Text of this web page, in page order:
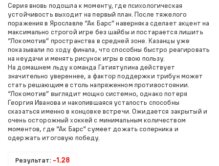
Серия вновь подошла к моменту, где психологическая
устойчивость выходит на первый план. После тяжелого
поражения в Ярославле “Ак Барс” наверняка сделает акцент на
максимально строгой игре без шайбы и постарается лишить
“Локомотив” пространства в средней зоне. Казанцы уже
показывали по ходу финала, что способны быстро реагировать
на неудачи и менять рисунок игры в свою пользу.
На домашнем льду команда Гатиятулина действует
значительно увереннее, а фактор поддержки трибун может
стать решающим в столь напряженном противостоянии.
“Локомотив” выглядит мощно системно, однако потеря
Георгия Иванова и накопившаяся усталость способны
сказаться именно в концовке встречи. Ожидается закрытый и
очень осторожный хоккей с минимальным количеством
моментов, где “Ак Барс” сумеет дожать соперника и
одержать итоговую победу.
Результат: -1.28